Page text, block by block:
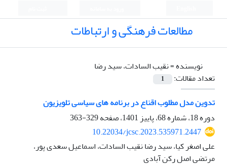
مطالعات فرهنگی و ارتباطات
نویسنده =نقیب السادات، سید رضا
تعداد مقالات:
1
تدوین مدل مطلوب اقناع در برنامه های سیاسی تلویزیون
دوره 18، شماره 68، پاییز 1401، صفحه
329-363
10.22034/jcsc.2023.535971.2447
علی اصغر کیا، سید رضا نقیب السادات، اسماعیل سعدی پور،
مرتضی اصل رکن آبادی